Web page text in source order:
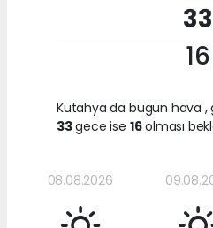
33
16
Kütahya da bugün hava ,
33gece ise 16olması
08.08.2026